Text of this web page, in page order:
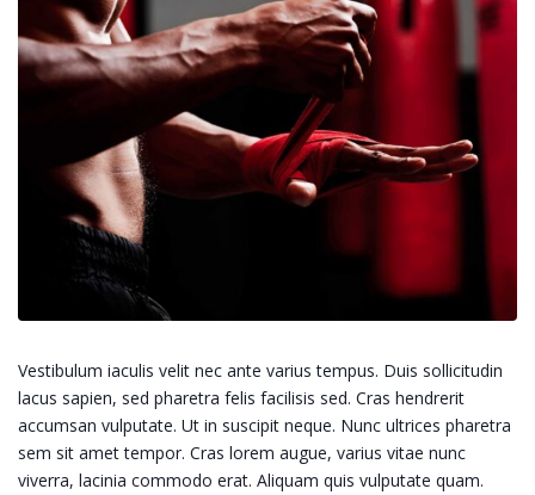
Vestibulum iaculis velit nec ante varius tempus. Duis sollicitudin
lacus sapien, sed pharetra felis facilisis sed. Cras hendrerit
accumsan vulputate. Ut in suscipit neque. Nunc ultrices pharetra
sem sit amet tempor. Cras lorem augue, varius vitae nunc
viverra, lacinia commodo erat. Aliquam quis vulputate quam.